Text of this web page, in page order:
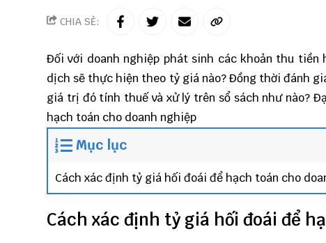
CHIA SẺ:
Đối với doanh nghiệp phát sinh các khoản thu
dịch sẽ thực hiện theo tỷ giá nào? Đồng thời đánh
giá trị đó tính thuế và xử lý trên sổ sách như nào?
hạch toán cho doanh nghiệp
Mục lục
Cách xác định tỷ giá hối đoái để hạch toán cho
Cách xác định tỷ giá hối đoái để